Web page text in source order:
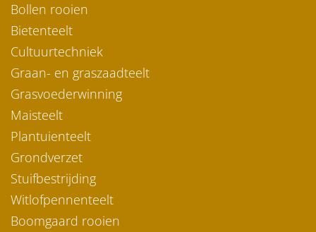
Bollen rooien
Bietenteelt
Cultuurtechniek
Graan- en graszaadteelt
Grasvoederwinning
Maisteelt
Plantuienteelt
Grondverzet
Stuifbestrijding
Witlofpennenteelt
Boomgaard rooien